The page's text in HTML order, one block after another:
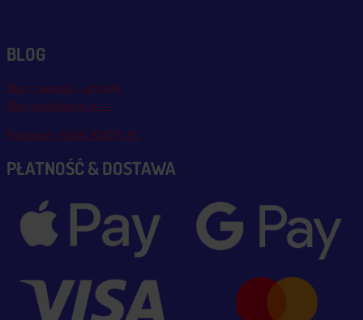
BLOG
Blog, nowości, artykuły
Blog msalamon.pl →
Partnerzy MSALAMON.PL
PŁATNOŚĆ & DOSTAWA